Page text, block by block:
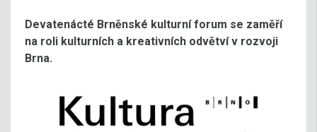
Devatenácté Brněnské kulturní forum se zaměří
na roli kulturních a kreativních odvětví v rozvoji
Brna.